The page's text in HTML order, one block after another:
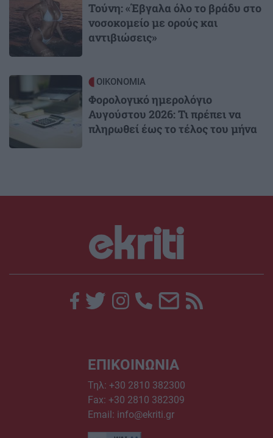
Τούνη: «Έβγαλα όλο το βράδυ στο
νοσοκομείο με ορούς και
αντιβιώσεις»
ΟΙΚΟΝΟΜΙΑ
Φορολογικό ημερολόγιο
Αυγούστου 2026: Τι πρέπει να
πληρωθεί έως το τέλος του μήνα
ΕΠΙΚΟΙΝΩΝΙΑ
Τηλ: +30 2810 382300
Fax: +30 2810 382309
Email: info@ekriti.gr